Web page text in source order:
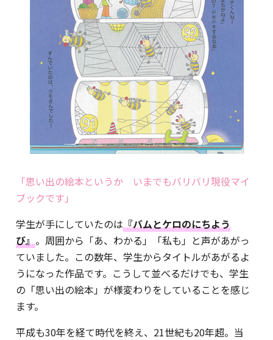
「思い出の絵本というか いまでもバリバリ現役マイ
ブックです」
学生が手にしていたのは 『バムとケロのにちよう
び』 。周囲から「あ、わかる」「私も」と声があがっ
ていました。この数年、学生からタイトルがあがるよ
うになった作品です。こうして並べるだけでも、学生
の「思い出の絵本」が様変わりをしていることを感じ
ます。
平成も30年を経て時代を終え、21世紀も20年超。当